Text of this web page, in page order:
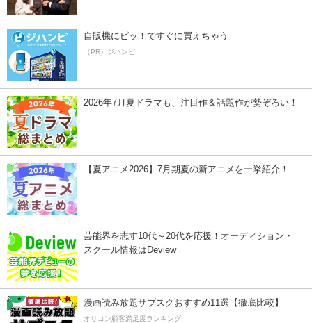
自販機にピッ！ですぐに買えちゃう
（PR）ジハンピ
2026年7月夏ドラマも、注目作＆話題作が勢ぞろい！
【夏アニメ2026】7月期夏の新アニメを一挙紹介！
芸能界を志す10代～20代を応援！オーディション・
スクール情報はDeview
漫画読み放題サブスクおすすめ11選【徹底比較】
オリコン顧客満足度ランキング